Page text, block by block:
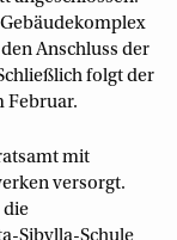
Anschluss der
folgt der
Februar.
mit
versorgt.
die